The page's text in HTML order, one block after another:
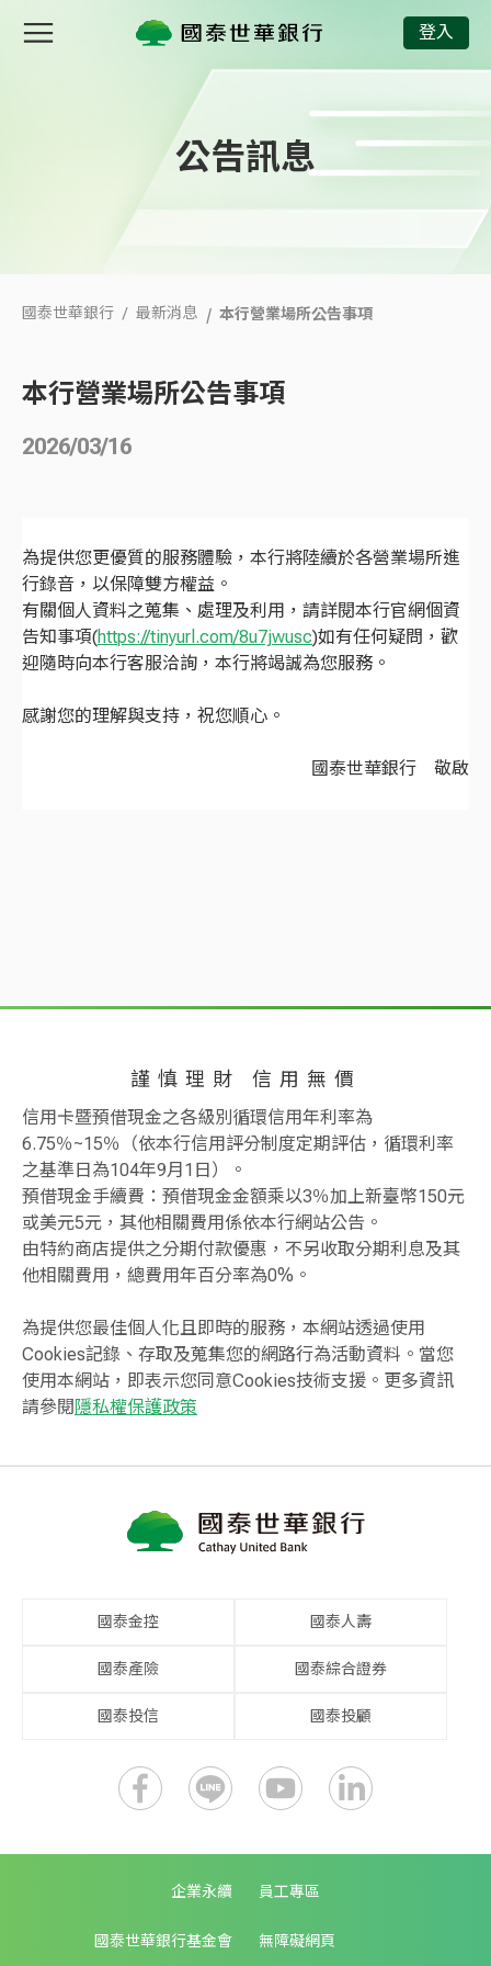
登入
公告訊息
國泰世華銀行 最新消息 本行營業場所公告事項
本行營業場所公告事項
2026/03/16
為提供您更優質的服務體驗，本行將陸續於各營業場所進
行錄音，以保障雙方權益。
有關個人資料之蒐集、處理及利用，請詳閱本行官網個資
告知事項(https://tinyurl.com/8u7jwusc)如有任何疑問，歡
迎隨時向本行客服洽詢，本行將竭誠為您服務。
感謝您的理解與支持，祝您順心。
國泰世華銀行 敬啟
謹慎理財 信用無價
信用卡暨預借現金之各級別循環信用年利率為
6.75％~15％（依本行信用評分制度定期評估，循環利率
之基準日為104年9月1日）。
預借現金手續費：預借現金金額乘以3％加上新臺幣150元
或美元5元，其他相關費用係依本行網站公告。
由特約商店提供之分期付款優惠，不另收取分期利息及其
他相關費用，總費用年百分率為0%。
為提供您最佳個人化且即時的服務，本網站透過使用
Cookies記錄、存取及蒐集您的網路行為活動資料。當您
使用本網站，即表示您同意Cookies技術支援。更多資訊
請參閱隱私權保護政策
國泰金控 國泰人壽
國泰產險 國泰綜合證券
國泰投信 國泰投顧
企業永續 員工專區
國泰世華銀行基金會 無障礙網頁